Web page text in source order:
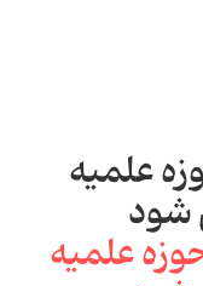
علمیه
شود